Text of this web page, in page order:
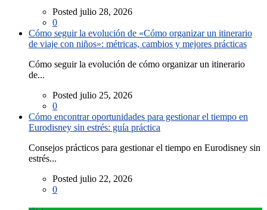
Posted julio 28, 2026
0
Cómo seguir la evolución de «Cómo organizar un itinerario
de viaje con niños»: métricas, cambios y mejores prácticas
Cómo seguir la evolución de cómo organizar un itinerario
de...
Posted julio 25, 2026
0
Cómo encontrar oportunidades para gestionar el tiempo en
Eurodisney sin estrés: guía práctica
Consejos prácticos para gestionar el tiempo en Eurodisney sin
estrés...
Posted julio 22, 2026
0